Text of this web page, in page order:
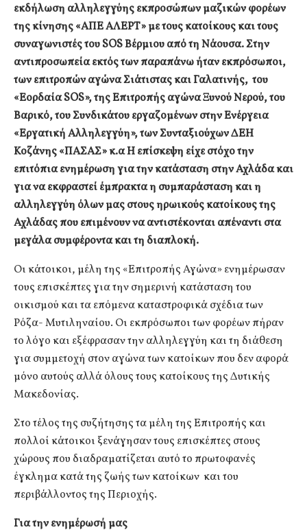
εκδήλωση αλληλεγγύης εκπροσώπων μαζικών φορέων
της κίνησης «ΑΠΕ ΑΛΕΡΤ» με τους κατοίκους και τους
συναγωνιστές του SOS Βέρμιου από τη Νάουσα. Στην
αντιπροσωπεία εκτός των παραπάνω ήταν εκπρόσωποι,
των επιτροπών αγώνα Σιάτιστας και Γαλατινής, του
«Εορδαία SOS», της Επιτροπής αγώνα Ξυνού Νερού, του
Βαρικό, του Συνδικάτου εργαζομένων στην Ενέργεια
«Εργατική Αλληλεγγύη», των Συνταξιούχων ΔΕΗ
Κοζάνης «ΠΑΣΑΣ» κ.α Η επίσκεψη είχε στόχο την
επιτόπια ενημέρωση για την κατάσταση στην Αχλάδα και
για να εκφραστεί έμπρακτα η συμπαράσταση και η
αλληλεγγύη όλων μας στους ηρωικούς κατοίκους της
Αχλάδας που επιμένουν να αντιστέκονται απέναντι στα
μεγάλα συμφέροντα και τη διαπλοκή.
Οι κάτοικοι, μέλη της «Επιτροπής Αγώνα» ενημέρωσαν
τους επισκέπτες για την σημερινή κατάσταση του
οικισμού και τα επόμενα καταστροφικά σχέδια των
Ρόζα- Μυτιληναίου. Οι εκπρόσωποι των φορέων πήραν
το λόγο και εξέφρασαν την αλληλεγγύη και τη διάθεση
για συμμετοχή στον αγώνα των κατοίκων που δεν αφορά
μόνο αυτούς αλλά όλους τους κατοίκους της Δυτικής
Μακεδονίας.
Στο τέλος της συζήτησης τα μέλη της Επιτροπής και
πολλοί κάτοικοι ξενάγησαν τους επισκέπτες στους
χώρους που διαδραματίζεται αυτό το πρωτοφανές
έγκλημα κατά της ζωής των κατοίκων και του
περιβάλλοντος της Περιοχής.
Για την ενημέρωσή μας